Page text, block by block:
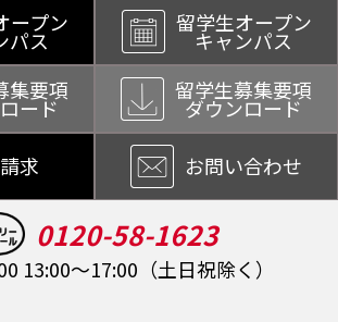
ープン
パス
留学生オープン
キャンパス
集要項
ード
留学生募集要項
ダウンロード
求 お問い合わせ
0120-58-1623
13:00～17:00（土日祝除く）